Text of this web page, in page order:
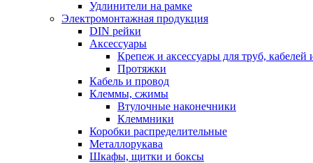
Удлинители на рамке
Электромонтажная продукция
DIN рейки
Аксессуары
Крепеж и аксессуары для труб, кабелей
Протяжки
Кабель и провод
Клеммы, сжимы
Втулочные наконечники
Клеммники
Коробки распределительные
Металлорукава
Шкафы, щитки и боксы